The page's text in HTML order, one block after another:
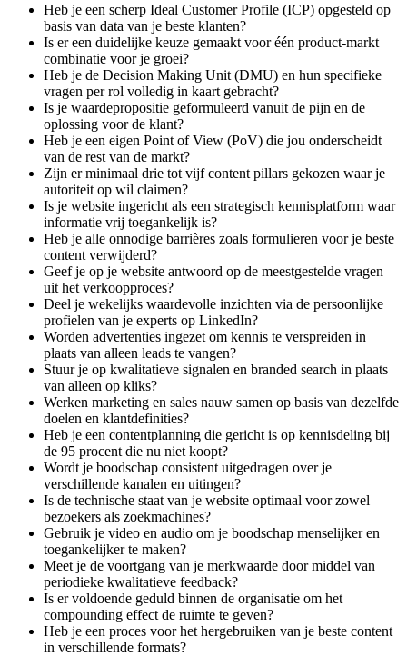
Heb je een scherp Ideal Customer Profile (ICP) opgesteld op
basis van data van je beste klanten?
Is er een duidelijke keuze gemaakt voor één product-markt
combinatie voor je groei?
Heb je de Decision Making Unit (DMU) en hun specifieke
vragen per rol volledig in kaart gebracht?
Is je waardepropositie geformuleerd vanuit de pijn en de
oplossing voor de klant?
Heb je een eigen Point of View (PoV) die jou onderscheidt
van de rest van de markt?
Zijn er minimaal drie tot vijf content pillars gekozen waar je
autoriteit op wil claimen?
Is je website ingericht als een strategisch kennisplatform waar
informatie vrij toegankelijk is?
Heb je alle onnodige barrières zoals formulieren voor je beste
content verwijderd?
Geef je op je website antwoord op de meestgestelde vragen
uit het verkoopproces?
Deel je wekelijks waardevolle inzichten via de persoonlijke
profielen van je experts op LinkedIn?
Worden advertenties ingezet om kennis te verspreiden in
plaats van alleen leads te vangen?
Stuur je op kwalitatieve signalen en branded search in plaats
van alleen op kliks?
Werken marketing en sales nauw samen op basis van dezelfde
doelen en klantdefinities?
Heb je een contentplanning die gericht is op kennisdeling bij
de 95 procent die nu niet koopt?
Wordt je boodschap consistent uitgedragen over je
verschillende kanalen en uitingen?
Is de technische staat van je website optimaal voor zowel
bezoekers als zoekmachines?
Gebruik je video en audio om je boodschap menselijker en
toegankelijker te maken?
Meet je de voortgang van je merkwaarde door middel van
periodieke kwalitatieve feedback?
Is er voldoende geduld binnen de organisatie om het
compounding effect de ruimte te geven?
Heb je een proces voor het hergebruiken van je beste content
in verschillende formats?